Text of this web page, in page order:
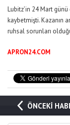
Lubitz’in 24 Mart
kaybetmişti. Kazanın
ruhsal sorunları
APRON24.COM
ÖNCEKİ